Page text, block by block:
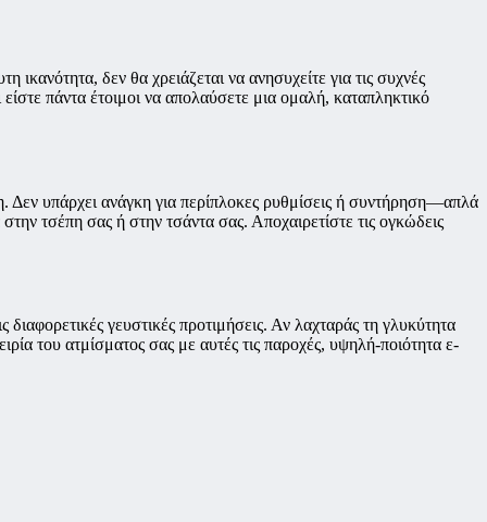
δεν θα χρειάζεται να ανησυχείτε για τις συχνές
είστε πάντα έτοιμοι να απολαύσετε μια ομαλή, καταπληκτικό
Δεν υπάρχει ανάγκη για περίπλοκες ρυθμίσεις ή συντήρηση—απλά
τσέπη σας ή στην τσάντα σας. Αποχαιρετίστε τις ογκώδεις
γευστικές προτιμήσεις. Αν λαχταράς τη γλυκύτητα
του ατμίσματος σας με αυτές τις παροχές, υψηλή-ποιότητα ε-